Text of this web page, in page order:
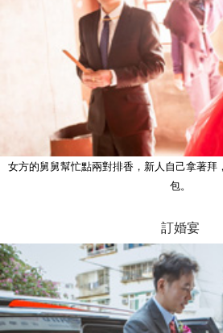
女方的舅舅幫忙點兩對排香，新人自己拿著拜
包。
訂婚宴